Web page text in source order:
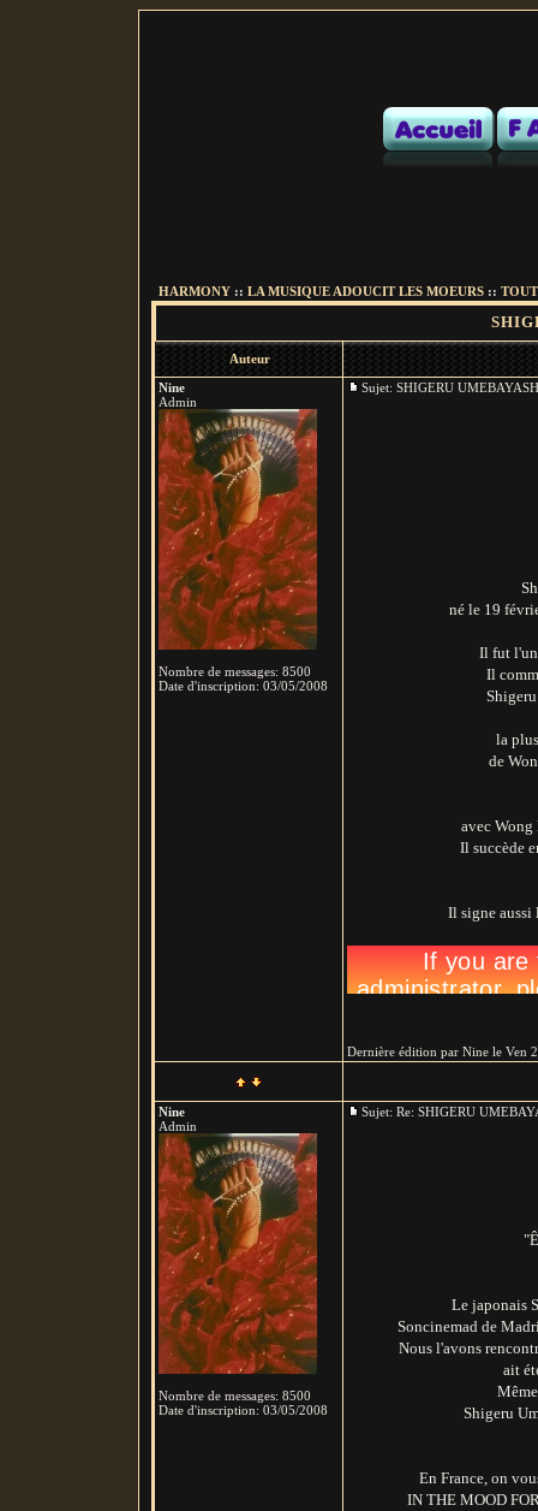
HARMONY :: LA MUSIQUE ADOUCIT LES MOEURS ::
Auteur
Nine
Admin
Nombre de messages: 8500
Date d'inscription: 03/05/2008
Sujet: SHIGERU
né le 19
Il fut l'un
Il
la
de
avec
Il succède
Il signe aussi
Yumejis theme In
Cannes -
Dernière édition par Nine le Ven
Nine
Admin
Nombre de messages: 8500
Date d'inscription: 03/05/2008
Sujet: Re: SHIGERU
Le japonais
Soncinemad de
Nous l'avons
ait
Shigeru
En France, on
IN THE MOOD